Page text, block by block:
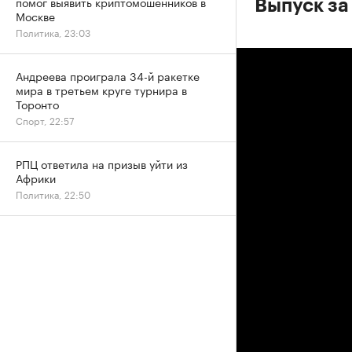
Выпуск
Москве
Политика, 23:03
Андреева проиграла 34-й ракетке
мира в третьем круге турнира в
Торонто
Спорт, 22:57
РПЦ ответила на призыв уйти из
Африки
Политика, 22:50